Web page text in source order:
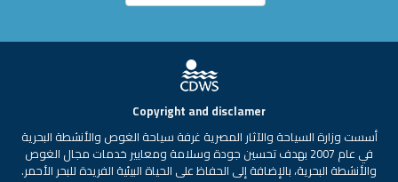
Copyright and disclamer
أسست وزارة السياحة والآثار المصرية غرفة سياحة الغوص والأنشطة البحرية
في عام 2007 بهدف تحسين جودة وسلامة ومعايير خدمات مجال الغوص
والأنشطة البحرية، بالإضافة إلى الحفاظ على الحياة البيئية الفريدة للبحر الأحمر.